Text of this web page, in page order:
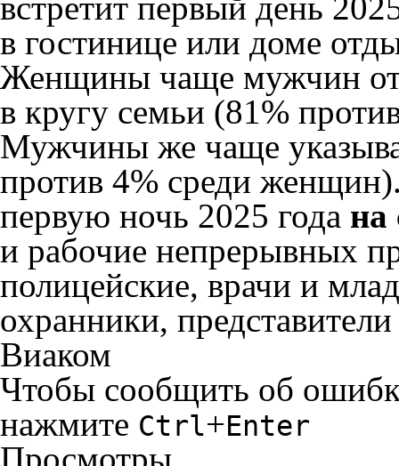
в гостинице или доме
Женщины чаще мужчин
в кругу семьи (81%
Мужчины же чаще
против 4% среди
первую ночь 2025 года на
и рабочие непрерывных
полицейские, врачи и
охранники,
Виаком
Чтобы сообщить об
нажмите Ctrl+Enter